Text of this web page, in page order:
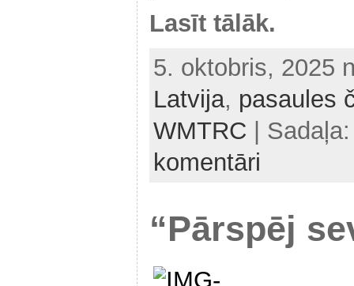
Lasīt tālāk.
5. oktobris, 2025
Latvija, pasaules
WMTRC |
komentāri
“Pārspēj